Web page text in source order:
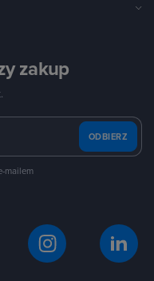
zakup
ODBIERZ
mailem